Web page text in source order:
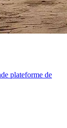
plateforme de